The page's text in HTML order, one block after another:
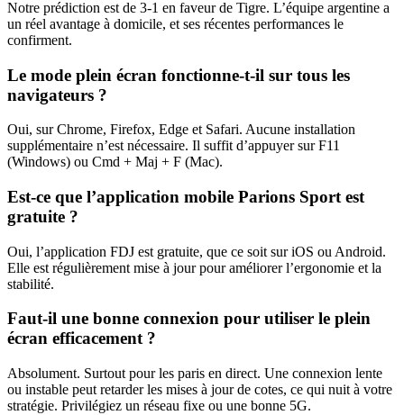
Notre prédiction est de 3-1 en faveur de Tigre. L’équipe argentine a
un réel avantage à domicile, et ses récentes performances le
confirment.
Le mode plein écran fonctionne-t-il sur tous les
navigateurs ?
Oui, sur Chrome, Firefox, Edge et Safari. Aucune installation
supplémentaire n’est nécessaire. Il suffit d’appuyer sur F11
(Windows) ou Cmd + Maj + F (Mac).
Est-ce que l’application mobile Parions Sport est
gratuite ?
Oui, l’application FDJ est gratuite, que ce soit sur iOS ou Android.
Elle est régulièrement mise à jour pour améliorer l’ergonomie et la
stabilité.
Faut-il une bonne connexion pour utiliser le plein
écran efficacement ?
Absolument. Surtout pour les paris en direct. Une connexion lente
ou instable peut retarder les mises à jour de cotes, ce qui nuit à votre
stratégie. Privilégiez un réseau fixe ou une bonne 5G.